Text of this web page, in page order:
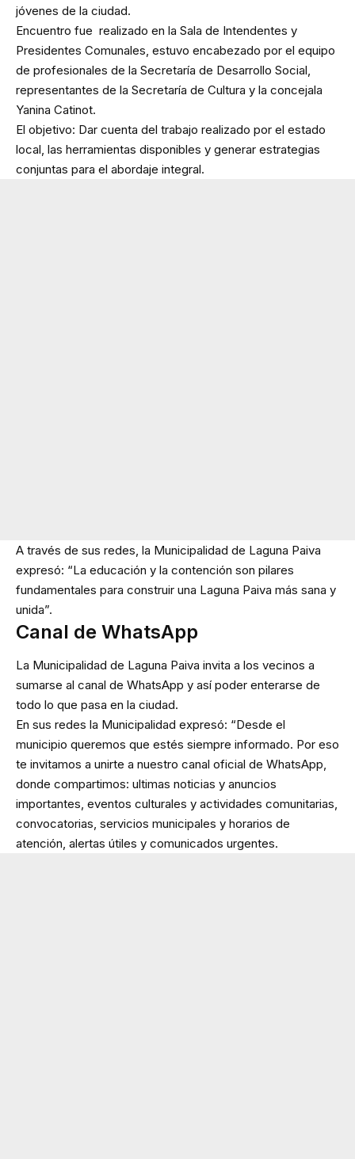
jóvenes de la ciudad.
Encuentro fue realizado en la Sala de Intendentes y
Presidentes Comunales, estuvo encabezado por el equipo
de profesionales de la Secretaría de Desarrollo Social,
representantes de la Secretaría de Cultura y la concejala
Yanina Catinot.
El objetivo: Dar cuenta del trabajo realizado por el estado
local, las herramientas disponibles y generar estrategias
conjuntas para el abordaje integral.
A través de sus redes, la Municipalidad de Laguna Paiva
expresó: “La educación y la contención son pilares
fundamentales para construir una Laguna Paiva más sana y
unida”.
Canal de WhatsApp
La Municipalidad de Laguna Paiva invita a los vecinos a
sumarse al canal de WhatsApp y así poder enterarse de
todo lo que pasa en la ciudad.
En sus redes la Municipalidad expresó: “Desde el
municipio queremos que estés siempre informado. Por eso
te invitamos a unirte a nuestro canal oficial de WhatsApp,
donde compartimos: ultimas noticias y anuncios
importantes, eventos culturales y actividades comunitarias,
convocatorias, servicios municipales y horarios de
atención, alertas útiles y comunicados urgentes.